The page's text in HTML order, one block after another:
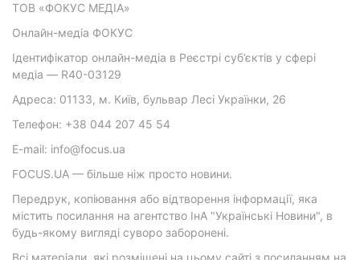
ТОВ «ФОКУС МЕДІА»
Онлайн-медіа ФОКУС
Ідентифікатор онлайн-медіа в Реєстрі суб’єктів у сфері
медіа — R40-03129
Адреса: 01133, м. Київ, бульвар Лесі Українки, 26
Телефон: +38 044 207 45 54
E-mail: info@focus.ua
FOCUS.UA — більше ніж просто новини.
Передрук, копіювання або відтворення інформації, яка
містить посилання на агентство ІнА "Українські Новини", в
будь-якому вигляді суворо заборонені.
Всі матеріали, які розміщені на цьому сайті з посиланням на